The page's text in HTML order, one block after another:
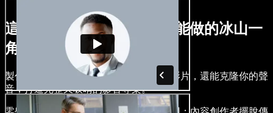
這只是用 Speechify Studio 能做的冰山一
角。
製作旁白、加入免版權的圖像、音訊與影片，還能克隆你的聲
音，打造完整又吸睛的影音專案。